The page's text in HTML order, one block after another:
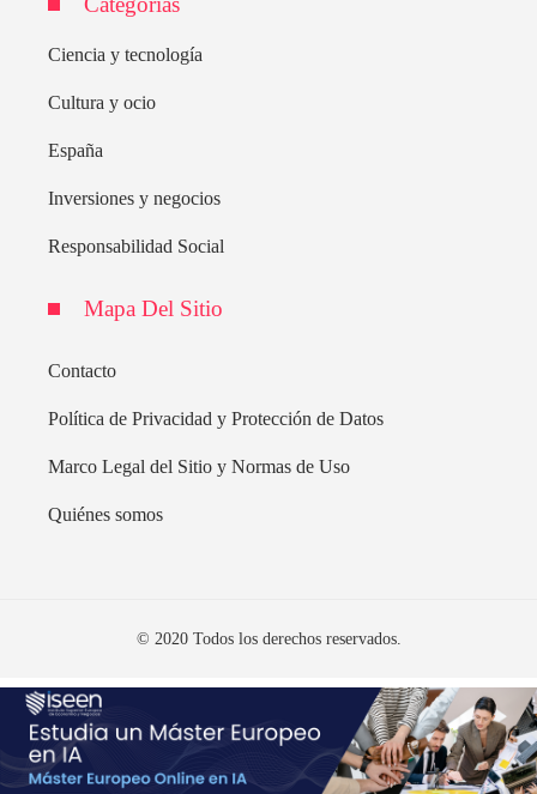
Ciencia y tecnología
Cultura y ocio
España
Inversiones y negocios
Responsabilidad Social
Mapa Del Sitio
Contacto
Política de Privacidad y Protección de Datos
Marco Legal del Sitio y Normas de Uso
Quiénes somos
© 2020 Todos los derechos reservados.